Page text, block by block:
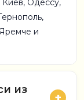
Киев, Одессу,
и
из